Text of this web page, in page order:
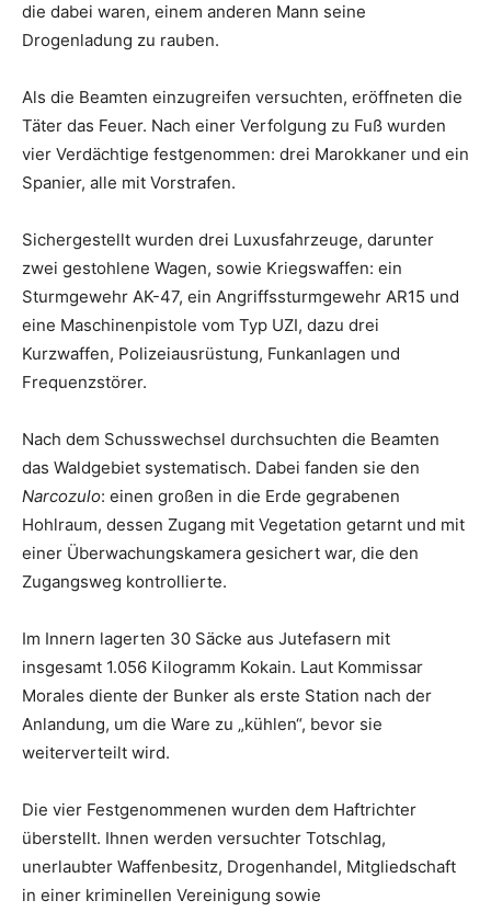
die dabei waren, einem anderen Mann seine
Drogenladung zu rauben.
Als die Beamten einzugreifen versuchten, eröffneten die
Täter das Feuer. Nach einer Verfolgung zu Fuß wurden
vier Verdächtige festgenommen: drei Marokkaner und ein
Spanier, alle mit Vorstrafen.
Sichergestellt wurden drei Luxusfahrzeuge, darunter
zwei gestohlene Wagen, sowie Kriegswaffen: ein
Sturmgewehr AK-47, ein Angriffssturmgewehr AR15 und
eine Maschinenpistole vom Typ UZI, dazu drei
Kurzwaffen, Polizeiausrüstung, Funkanlagen und
Frequenzstörer.
Nach dem Schusswechsel durchsuchten die Beamten
das Waldgebiet systematisch. Dabei fanden sie den
Narcozulo: einen großen in die Erde gegrabenen
Hohlraum, dessen Zugang mit Vegetation getarnt und mit
einer Überwachungskamera gesichert war, die den
Zugangsweg kontrollierte.
Im Innern lagerten 30 Säcke aus Jutefasern mit
insgesamt 1.056 Kilogramm Kokain. Laut Kommissar
Morales diente der Bunker als erste Station nach der
Anlandung, um die Ware zu „kühlen“, bevor sie
weiterverteilt wird.
Die vier Festgenommenen wurden dem Haftrichter
überstellt. Ihnen werden versuchter Totschlag,
unerlaubter Waffenbesitz, Drogenhandel, Mitgliedschaft
in einer kriminellen Vereinigung sowie